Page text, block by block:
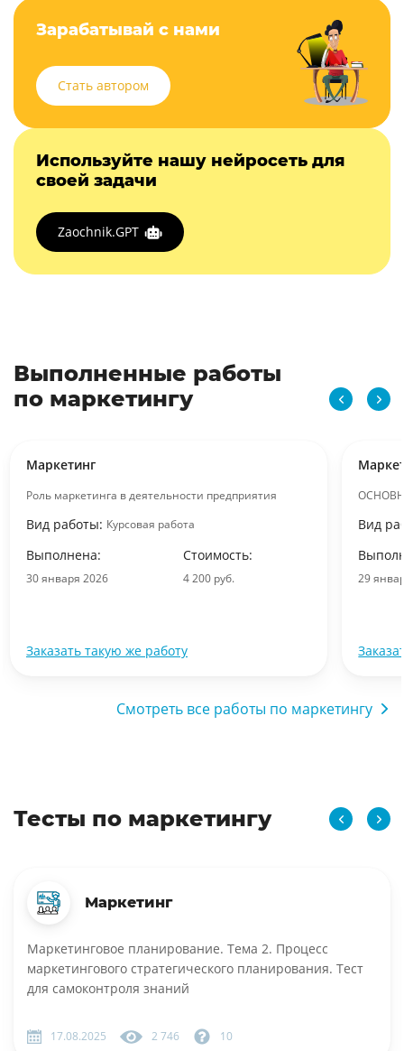
Зарабатывай с нами
Стать автором
Используйте нашу нейросеть для
своей задачи
Zaochnik.GPT
Выполненные работы
по маркетингу
Маркетинг
Роль маркетинга в деятельности предприятия
Вид работы: Курсовая работа
Выполнена:
30 января 2026
Стоимость:
4 200 руб.
Заказать такую же работу
Вид
29
Смотреть все работы по маркетингу
Тесты по маркетингу
Маркетинг
Маркетинговое планирование. Тема 2. Процесс
маркетингового стратегического планирования. Тест
для самоконтроля знаний
17.08.2025 2 746 10